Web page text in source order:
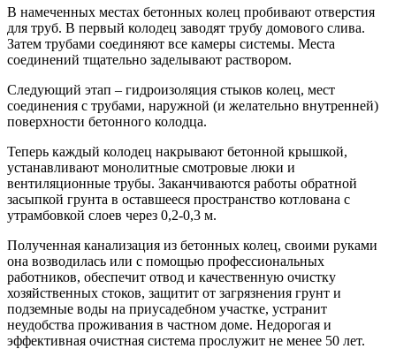
В намеченных местах бетонных колец пробивают отверстия
для труб. В первый колодец заводят трубу домового слива.
Затем трубами соединяют все камеры системы. Места
соединений тщательно заделывают раствором.
Следующий этап – гидроизоляция стыков колец, мест
соединения с трубами, наружной (и желательно внутренней)
поверхности бетонного колодца.
Теперь каждый колодец накрывают бетонной крышкой,
устанавливают монолитные смотровые люки и
вентиляционные трубы. Заканчиваются работы обратной
засыпкой грунта в оставшееся пространство котлована с
утрамбовкой слоев через 0,2-0,3 м.
Полученная канализация из бетонных колец, своими руками
она возводилась или с помощью профессиональных
работников, обеспечит отвод и качественную очистку
хозяйственных стоков, защитит от загрязнения грунт и
подземные воды на приусадебном участке, устранит
неудобства проживания в частном доме. Недорогая и
эффективная очистная система прослужит не менее 50 лет.